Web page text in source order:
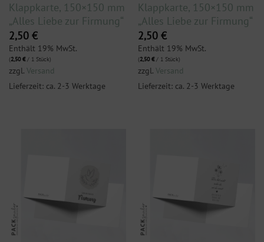
Klappkarte, 150×150 mm
„Alles Liebe zur Firmung“
2,50 €
Enthält 19% MwSt.
(2,50€/ 1 Stück)
zzgl. Versand
Lieferzeit: ca. 2-3 Werktage
Klappkarte, 150×150 mm
„Alles Liebe zur Firmung“
2,50 €
Enthält 19% MwSt.
(2,50€/ 1 Stück)
zzgl. Versand
Lieferzeit: ca. 2-3 Werktage